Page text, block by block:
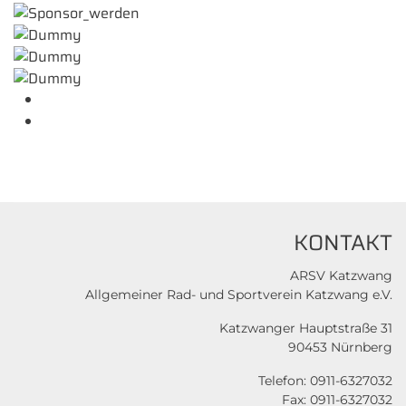
KONTAKT
ARSV Katzwang
Allgemeiner Rad- und Sportverein Katzwang e.V.
Katzwanger Hauptstraße 31
90453 Nürnberg
Telefon: 0911-6327032
Fax: 0911-6327032